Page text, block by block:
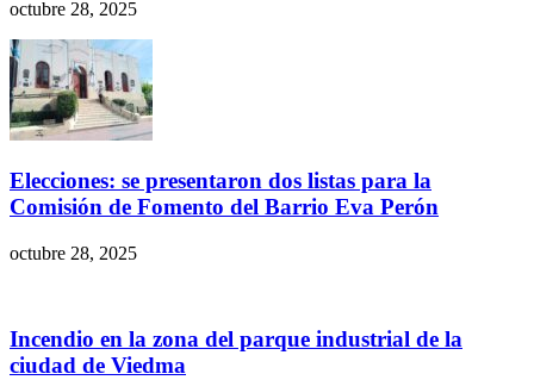
octubre 28, 2025
Elecciones: se presentaron dos listas para la
Comisión de Fomento del Barrio Eva Perón
octubre 28, 2025
Incendio en la zona del parque industrial de la
ciudad de Viedma